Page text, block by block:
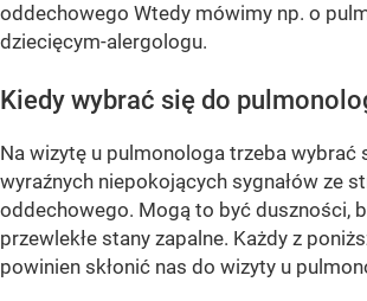
oddechowego Wtedy mówimy np. o
dziecięcym-alergologu.
Kiedy wybrać się do
Na wizytę u pulmonologa trzeba wybrać
wyraźnych niepokojących sygnałów ze
oddechowego. Mogą to być duszności,
przewlekłe stany zapalne. Każdy z
powinien skłonić nas do wizyty u